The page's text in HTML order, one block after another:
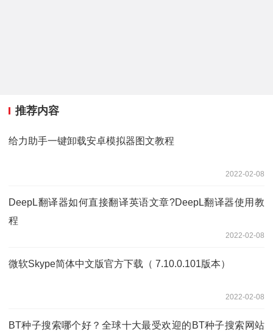
推荐内容
给力助手一键卸载安卓模拟器图文教程
2022-02-08
DeepL翻译器如何直接翻译英语文章?DeepL翻译器使用教
程
2022-02-08
微软Skype简体中文版官方下载（ 7.10.0.101版本）
2022-02-08
BT种子搜索哪个好？全球十大最受欢迎的BT种子搜索网站